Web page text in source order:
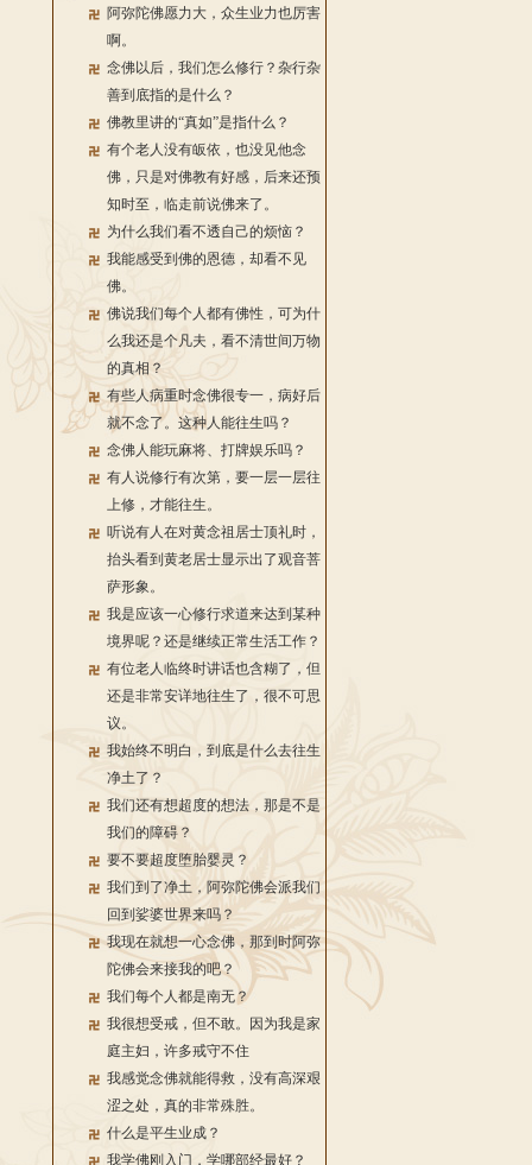
阿弥陀佛愿力大，众生业力也厉害
啊。
念佛以后，我们怎么修行？杂行杂
善到底指的是什么？
佛教里讲的“真如”是指什么？
有个老人没有皈依，也没见他念
佛，只是对佛教有好感，后来还预
知时至，临走前说佛来了。
为什么我们看不透自己的烦恼？
我能感受到佛的恩德，却看不见
佛。
佛说我们每个人都有佛性，可为什
么我还是个凡夫，看不清世间万物
的真相？
有些人病重时念佛很专一，病好后
就不念了。这种人能往生吗？
念佛人能玩麻将、打牌娱乐吗？
有人说修行有次第，要一层一层往
上修，才能往生。
听说有人在对黄念祖居士顶礼时，
抬头看到黄老居士显示出了观音菩
萨形象。
我是应该一心修行求道来达到某种
境界呢？还是继续正常生活工作？
有位老人临终时讲话也含糊了，但
还是非常安详地往生了，很不可思
议。
我始终不明白，到底是什么去往生
净土了？
我们还有想超度的想法，那是不是
我们的障碍？
要不要超度堕胎婴灵？
我们到了净土，阿弥陀佛会派我们
回到娑婆世界来吗？
我现在就想一心念佛，那到时阿弥
陀佛会来接我的吧？
我们每个人都是南无？
我很想受戒，但不敢。因为我是家
庭主妇，许多戒守不住
我感觉念佛就能得救，没有高深艰
涩之处，真的非常殊胜。
什么是平生业成？
我学佛刚入门，学哪部经最好？